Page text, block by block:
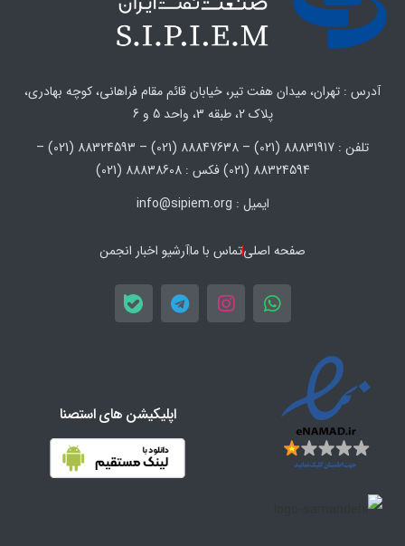
آدرس : تهران، میدان هفت تیر، خیابان قائم مقام فراهانی، کوچه بهادری،
پلاک 2، طبقه 3، واحد 5 و 6
تلفن : 88831917 (021) – 88847638 (021) – 88324593 (021) –
88324594 (021) فکس : 88838608 (021)
ایمیل : info@sipiem.org
صفحه اصلیتماس با ماآرشیو اخبار انجمن
اپلیکیشن های استصنا